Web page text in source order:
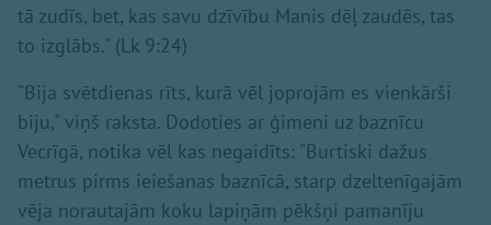
tā zudīs, bet, kas savu dzīvību Manis dēļ zaudēs, tas
to izglābs." (Lk 9:24)
"Bija svētdienas rīts, kurā vēl joprojām es vienkārši
biju," viņš raksta. Dodoties ar ģimeni uz baznīcu
Vecrīgā, notika vēl kas negaidīts: "Burtiski dažus
metrus pirms ieiešanas baznīcā, starp dzeltenīgajām
vēja norautajām koku lapiņām pēkšņi pamanīju